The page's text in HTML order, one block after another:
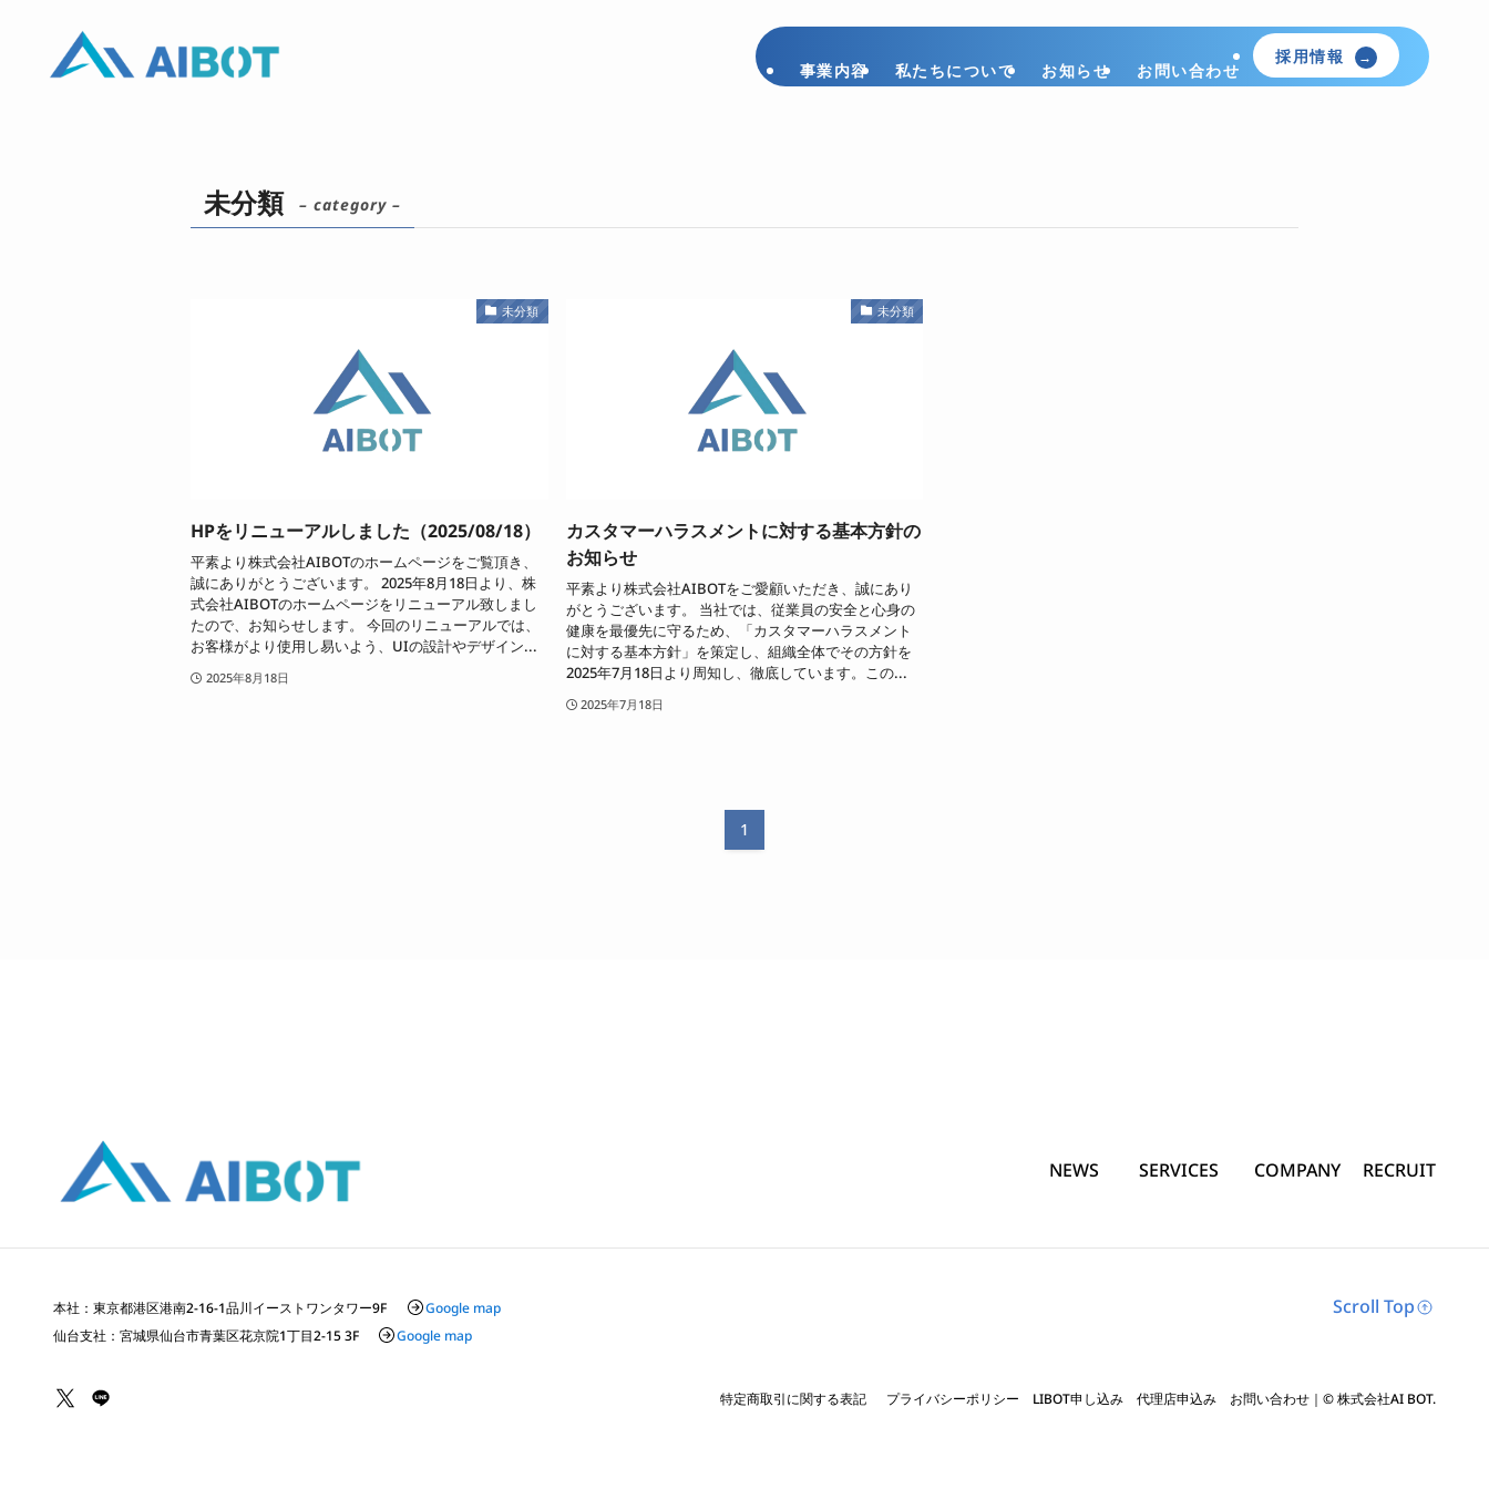
事業内容 私たちについて お知らせ お問い合わせ
採用情報
未分類 – category –
未分類
HPをリニューアルしました（2025/08/18）
平素より株式会社AIBOTのホームページをご覧頂き、
誠にありがとうございます。 2025年8月18日より、株
式会社AIBOTのホームページをリニューアル致しまし
たので、お知らせします。 今回のリニューアルでは、
お客様がより使用し易いよう、UIの設計やデザイン...
2025年8月18日
未分類
カスタマーハラスメントに対する基本方針の
お知らせ
平素より株式会社AIBOTをご愛顧いただき、誠にあり
がとうございます。 当社では、従業員の安全と心身の
健康を最優先に守るため、「カスタマーハラスメント
に対する基本方針」を策定し、組織全体でその方針を
2025年7月18日より周知し、徹底しています。この...
2025年7月18日
1
NEWS SERVICES COMPANY RECRUIT
本社：東京都港区港南2-16-1品川イーストワンタワー9F
Google map
仙台支社：宮城県仙台市青葉区花京院1丁目2-15 3F
Google map
Scroll Top
特定商取引に関する表記 プライバシーポリシー LIBOT申し込み 代理店申込み お問い合わせ ｜© 株式会社AI BOT.